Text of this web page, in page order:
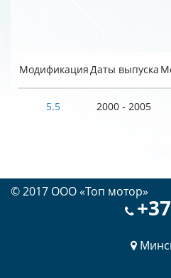
МодификацияДаты выпуска
5.5 2000 - 2005
© 2017 OOO «Топ мотор»